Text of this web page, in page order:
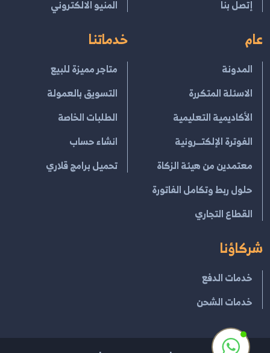
إتصل بنا
المنيو الالكتروني
عام
المدونة
الاسئلة المتكررة
الأكاديمية التعليمية
الفوترة الإلكتــرونية
معتمدين من هيئة الزكاة
حلول ربط وتكامل الفاتورة
القطاع التجاري
خدماتنا
متاجر مميزة للبيع
التسويق بالعمولة
الطلبات الخاصة
انشاء حساب
تحميل برامج قلاري
شركاؤنا
خدمات الدفع
خدمات الشحن